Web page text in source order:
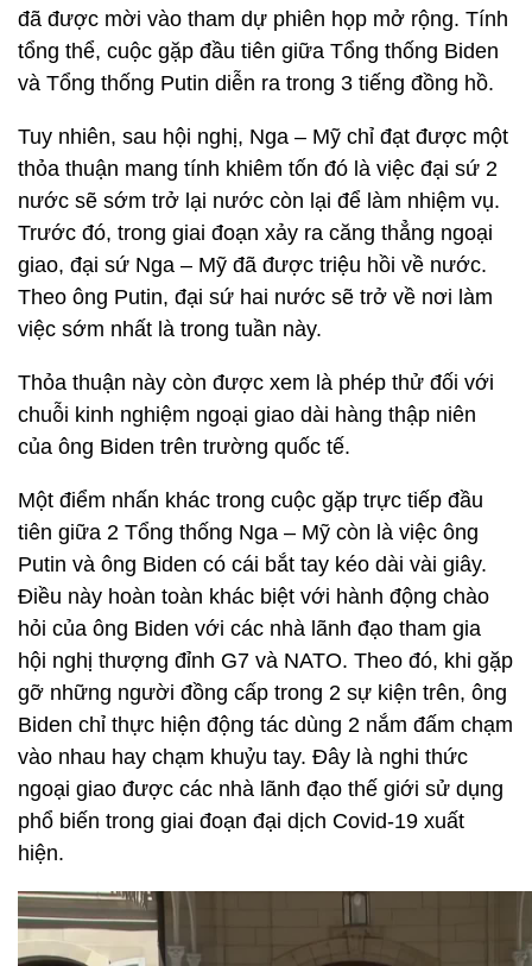
đã được mời vào tham dự phiên họp mở rộng. Tính
tổng thể, cuộc gặp đầu tiên giữa Tổng thống Biden
và Tổng thống Putin diễn ra trong 3 tiếng đồng hồ.
Tuy nhiên, sau hội nghị, Nga – Mỹ chỉ đạt được một
thỏa thuận mang tính khiêm tốn đó là việc đại sứ 2
nước sẽ sớm trở lại nước còn lại để làm nhiệm vụ.
Trước đó, trong giai đoạn xảy ra căng thẳng ngoại
giao, đại sứ Nga – Mỹ đã được triệu hồi về nước.
Theo ông Putin, đại sứ hai nước sẽ trở về nơi làm
việc sớm nhất là trong tuần này.
Thỏa thuận này còn được xem là phép thử đối với
chuỗi kinh nghiệm ngoại giao dài hàng thập niên
của ông Biden trên trường quốc tế.
Một điểm nhấn khác trong cuộc gặp trực tiếp đầu
tiên giữa 2 Tổng thống Nga – Mỹ còn là việc ông
Putin và ông Biden có cái bắt tay kéo dài vài giây.
Điều này hoàn toàn khác biệt với hành động chào
hỏi của ông Biden với các nhà lãnh đạo tham gia
hội nghị thượng đỉnh G7 và NATO. Theo đó, khi gặp
gỡ những người đồng cấp trong 2 sự kiện trên, ông
Biden chỉ thực hiện động tác dùng 2 nắm đấm chạm
vào nhau hay chạm khuỷu tay. Đây là nghi thức
ngoại giao được các nhà lãnh đạo thế giới sử dụng
phổ biến trong giai đoạn đại dịch Covid-19 xuất
hiện.